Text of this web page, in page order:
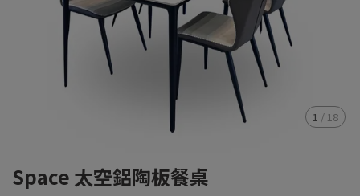
1 / 18
Space 太空鋁陶板餐桌